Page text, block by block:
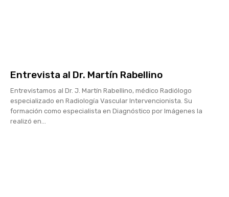
Entrevista al Dr. Martín Rabellino
Entrevistamos al Dr. J. Martín Rabellino, médico Radiólogo
especializado en Radiología Vascular Intervencionista. Su
formación como especialista en Diagnóstico por Imágenes la
realizó en...